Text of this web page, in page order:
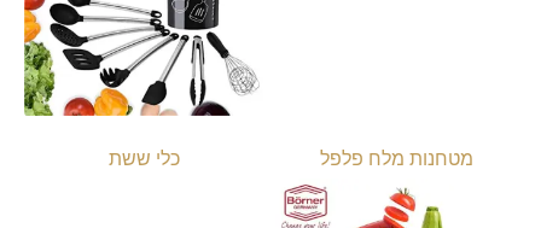
כלי ששת מטחנות מלח פלפל